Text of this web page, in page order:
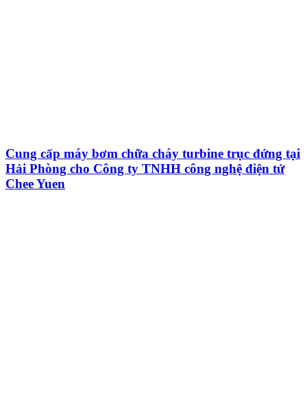
Cung cấp máy bơm chữa cháy turbine trục đứng tại
Hải Phòng cho Công ty TNHH công nghệ điện tử
Chee Yuen